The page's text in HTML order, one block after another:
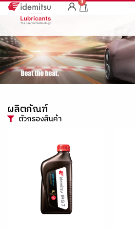
0
ผลิตภัณฑ์
ตัวกรองสินค้า